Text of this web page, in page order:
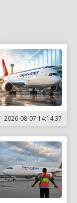
2026-08-07 14:14:37